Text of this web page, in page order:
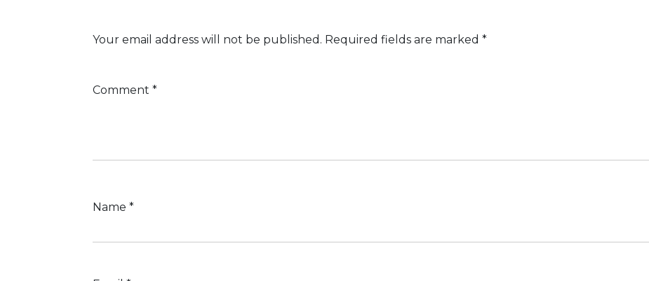
Your email address will not be published. Required fields are marked *
Comment *
Name *